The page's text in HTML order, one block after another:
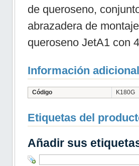
de queroseno,
abrazadera de
queroseno JetA1 con
Información adicional
Código K180G
Etiquetas del
Añadir sus